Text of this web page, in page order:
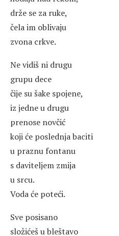
drže se za ruke,
čela im oblivaju
zvona crkve.
Ne vidiš ni drugu
grupu dece
čije su šake spojene,
iz jedne u drugu
prenose novčić
koji će poslednja baciti
u praznu fontanu
s daviteljem zmija
u srcu.
Voda će poteći.
Sve posisano
složićeš u bleštavo